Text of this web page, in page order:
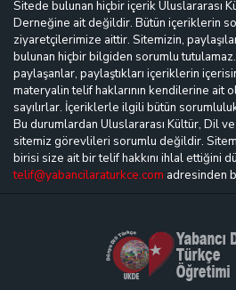
Sitede bulunan hiçbir içerik Uluslararası
Derneğine ait değildir. Bütün içeriklerin
ziyaretçilerimize aittir. Sitemizin,
bulunan hiçbir bilgiden sorumlu
paylaşanlar, paylaştıkları içeriklerin
materyalin telif haklarının kendilerine ait
sayılırlar. İçeriklerle ilgili bütün
Bu durumlardan Uluslararası Kültür, Dil
sitemiz görevlileri sorumlu değildir.
birisi size ait bir telif hakkını ihlal ettiğini
telif@yabancilaraturkce.com adresinden